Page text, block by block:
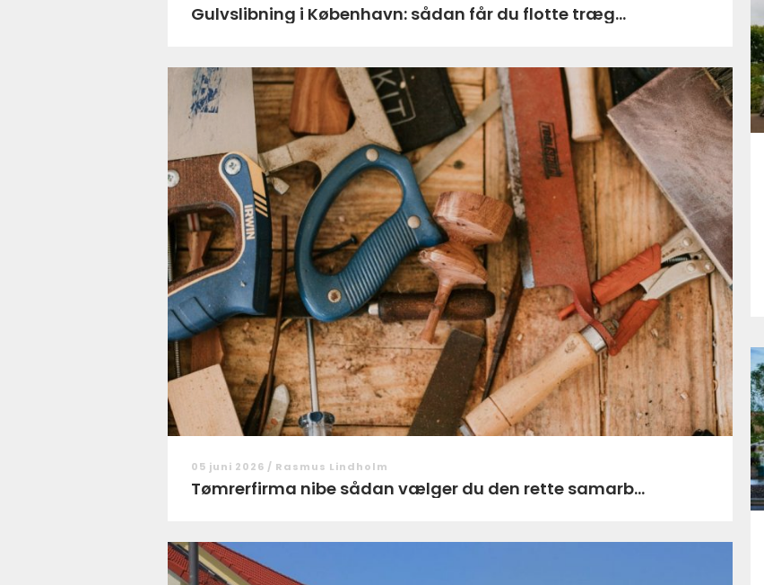
Gulvslibning i København: sådan får du flotte træg...
05 juni 2026 / Rasmus Lindholm
Tømrerfirma nibe sådan vælger du den rette samarb...